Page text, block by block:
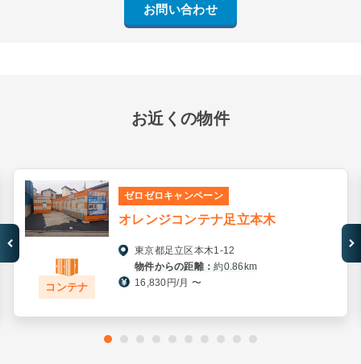
お問い合わせ
お近くの物件
コンテナ
ゼロゼロキャンペーン
オレンジコンテナ足立本木
東京都足立区本木1-12
物件からの距離：約0.86km
16,830円/月 〜